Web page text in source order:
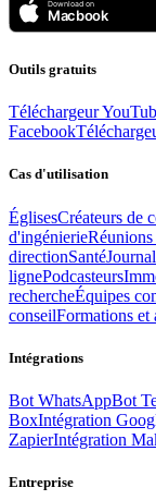
Outils gratuits
Téléchargeur
Facebook
Cas d'utilisation
ÉglisesCréateurs de
d'ingénierieRéunions
directionSanté
lignePodcasteurs
rechercheÉquipes
conseilFormations et
Intégrations
Bot WhatsAppBot
BoxIntégration
ZapierIntégration
Entreprise